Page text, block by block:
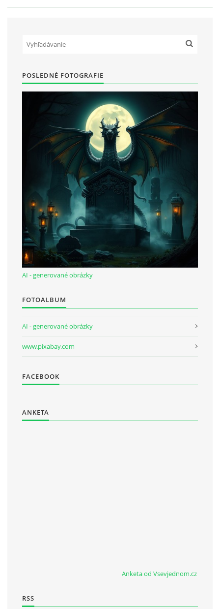
POSLEDNÉ FOTOGRAFIE
AI - generované obrázky
FOTOALBUM
AI - generované obrázky
www.pixabay.com
FACEBOOK
ANKETA
Anketa od Vsevjednom.cz
RSS